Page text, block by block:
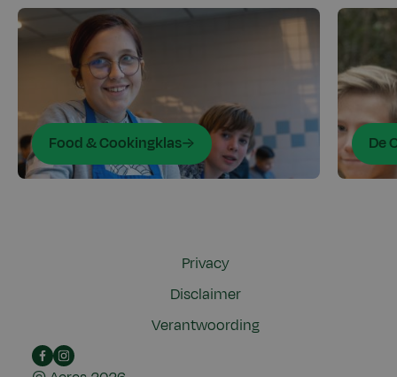
Food & Cookingklas De
Privacy
Disclaimer
Verantwoording
Facebook
Instagram